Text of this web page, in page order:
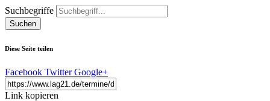
Suchbegriffe
Suchen
Diese Seite teilen
Facebook Twitter Google+
Link kopieren